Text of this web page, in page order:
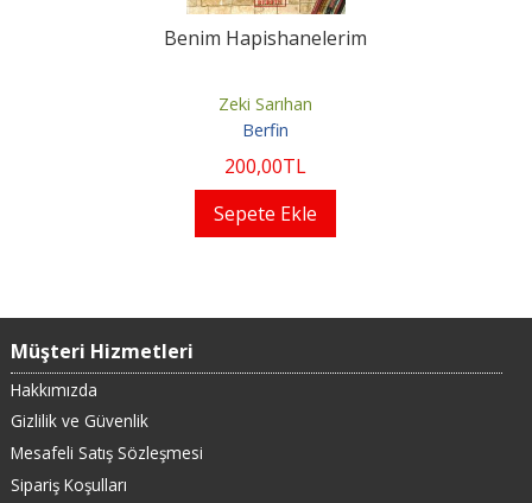
Benim Hapishanelerim
Zeki Sarıhan
Berfin
200,00TL
Sepete Ekle
Müşteri Hizmetleri
Hakkımızda
Gizlilik ve Güvenlik
Mesafeli Satış Sözleşmesi
Sipariş Koşulları